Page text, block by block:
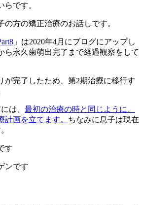
らです。
の方の矯正治療のお話しです。
」は2020年4月にブログにアップし
ら永久歯萌出完了まで経過観察をして
が完了したため、第2期治療に移行す
は、 最初の治療の時と同じように、
画を立てます。 ちなみに息子は現在
す
ンです